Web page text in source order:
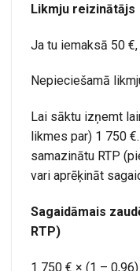
Likmju reizinātājs
Ja tu iemaksā 50
Nepieciešamā
Lai sāktu izņemt
likmes par) 1 750
samazinātu RTP
vari aprēķināt
Sagaidāmais
RTP)
1 750 € × (1 –